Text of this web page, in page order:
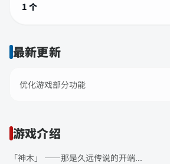
1 个
最新更新
优化游戏部分功能
游戏介绍
「神木」 ——那是久远传说的开端...